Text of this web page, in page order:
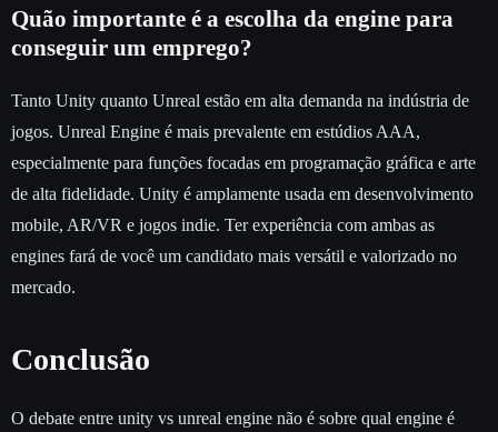
Quão importante é a escolha da engine para
conseguir um emprego?
Tanto Unity quanto Unreal estão em alta demanda na indústria de
jogos. Unreal Engine é mais prevalente em estúdios AAA,
especialmente para funções focadas em programação gráfica e arte
de alta fidelidade. Unity é amplamente usada em desenvolvimento
mobile, AR/VR e jogos indie. Ter experiência com ambas as
engines fará de você um candidato mais versátil e valorizado no
mercado.
Conclusão
O debate entre unity vs unreal engine não é sobre qual engine é